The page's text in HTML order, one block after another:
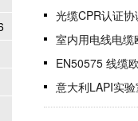
光缆CPR认证
室内用电线电
EN50575 线缆
意大利LAPI实